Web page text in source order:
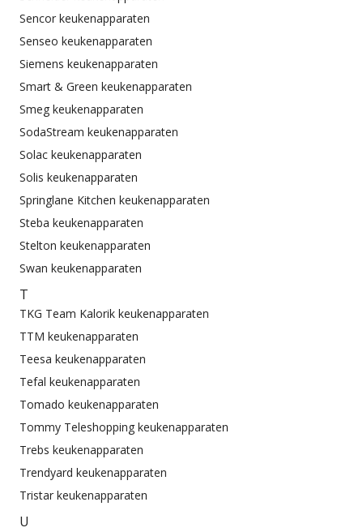
Sencor keukenapparaten
Senseo keukenapparaten
Siemens keukenapparaten
Smart & Green keukenapparaten
Smeg keukenapparaten
SodaStream keukenapparaten
Solac keukenapparaten
Solis keukenapparaten
Springlane Kitchen keukenapparaten
Steba keukenapparaten
Stelton keukenapparaten
Swan keukenapparaten
T
TKG Team Kalorik keukenapparaten
TTM keukenapparaten
Teesa keukenapparaten
Tefal keukenapparaten
Tomado keukenapparaten
Tommy Teleshopping keukenapparaten
Trebs keukenapparaten
Trendyard keukenapparaten
Tristar keukenapparaten
U